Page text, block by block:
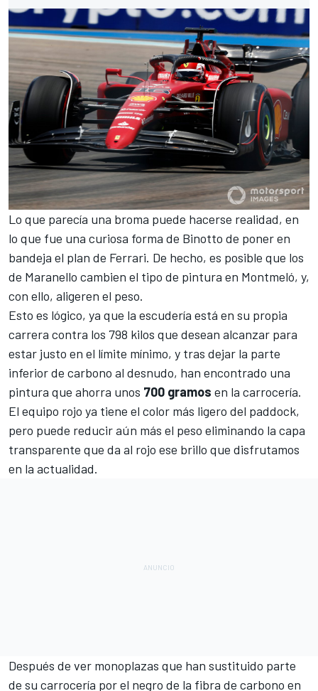
Lo que parecía una broma puede hacerse realidad, en
lo que fue una curiosa forma de Binotto de poner en
bandeja el plan de Ferrari. De hecho, es posible que los
de Maranello cambien el tipo de pintura en Montmeló, y,
con ello, aligeren el peso.
Esto es lógico, ya que la escudería está en su propia
carrera contra los 798 kilos que desean alcanzar para
estar justo en el límite mínimo, y tras dejar la parte
inferior de carbono al desnudo, han encontrado una
pintura que ahorra unos 700 gramos en la carrocería.
El equipo rojo ya tiene el color más ligero del paddock,
pero puede reducir aún más el peso eliminando la capa
transparente que da al rojo ese brillo que disfrutamos
en la actualidad.
Después de ver monoplazas que han sustituido parte
de su carrocería por el negro de la fibra de carbono en